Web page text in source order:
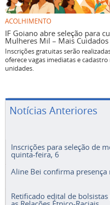
ACOLHIMENTO
IF Goiano abre seleção para
Mulheres Mil – Mais Cuidados
Inscrições gratuitas serão
oferece vagas imediatas e
unidades.
Notícias Anteriores
Inscrições para seleção de
quinta-feira, 6
Aline Bei confirma presença
Retificado edital de